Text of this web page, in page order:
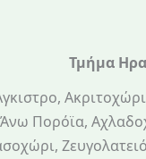
Τμήμα
Άνω Πορόϊα,